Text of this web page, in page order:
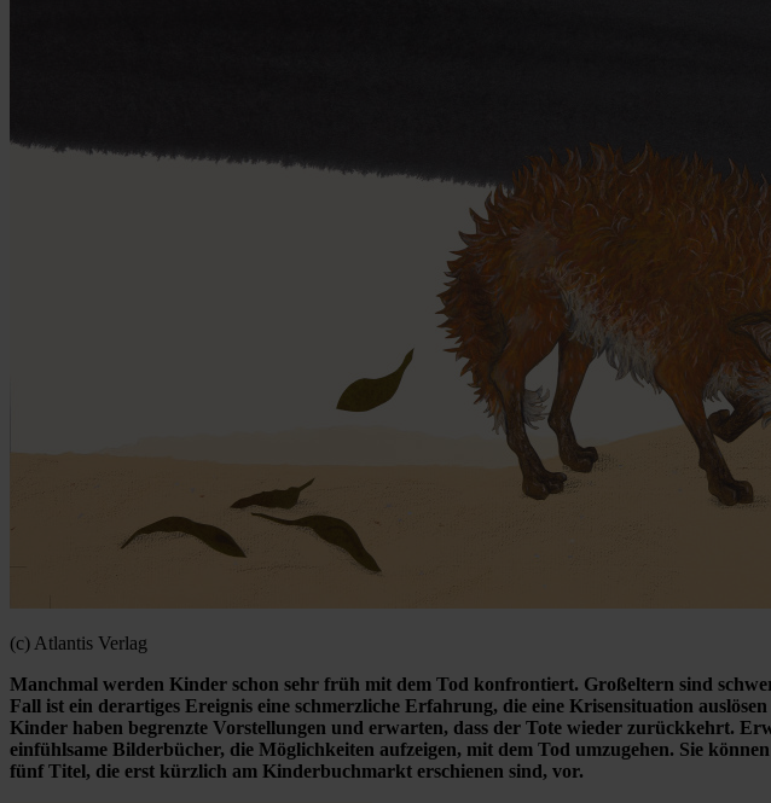
(c) Atlantis Verlag
Manchmal werden Kinder schon sehr früh mit dem Tod konfrontiert. Großeltern sind
Fall ist ein derartiges Ereignis eine schmerzliche Erfahrung, die eine Krisensituation
Kinder haben begrenzte Vorstellungen und erwarten, dass der Tote wieder zurückkehrt.
einfühlsame Bilderbücher, die Möglichkeiten aufzeigen, mit dem Tod umzugehen. Sie
fünf Titel, die erst kürzlich am Kinderbuchmarkt erschienen sind, vor.